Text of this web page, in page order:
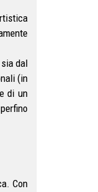
dal
(in
di un
Con